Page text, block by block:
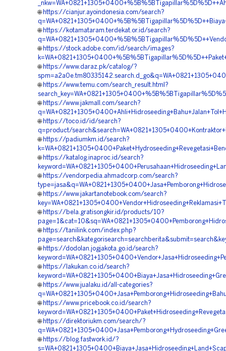
🌐 https://cianjur.ayoindonesia.com/search?
🌐 https://kotamataram.terdekat.or.id/search?
🌐 https://stock.adobe.com/id/search/images?
🌐 https://www.daraz.pk/catalog/?
🌐 https://www.temu.com/search_result.html?
🌐 https://www.jakmall.com/search?
🌐 https://toco.id/id/search?
q=product/
🌐 https://padiumkm.id/search?
🌐 https://katalog.inaproc.id/search?
🌐 https://vendorpedia.ahmadcorp.com/search?
🌐 https://www.jakartanotebook.com/search?
🌐 https://bela.gratisongkir.id/products/10?
🌐 https://tanilink.com/index.php?
🌐 https://dodolan.jogjakota.go.id/search?
🌐 https://lakukan.co.id/search?
🌐 https://www.jualaku.id/all-categories?
🌐 https://www.pricebook.co.id/search?
🌐 https://direktoriukm.com/search/?
🌐 https://blog.fastwork.id/?